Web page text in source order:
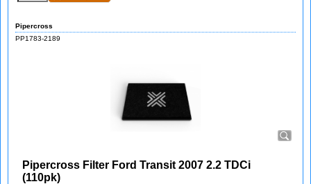
Pipercross
PP1783-2189
Pipercross Filter Ford Transit 2007 2.2 TDCi
(110pk)